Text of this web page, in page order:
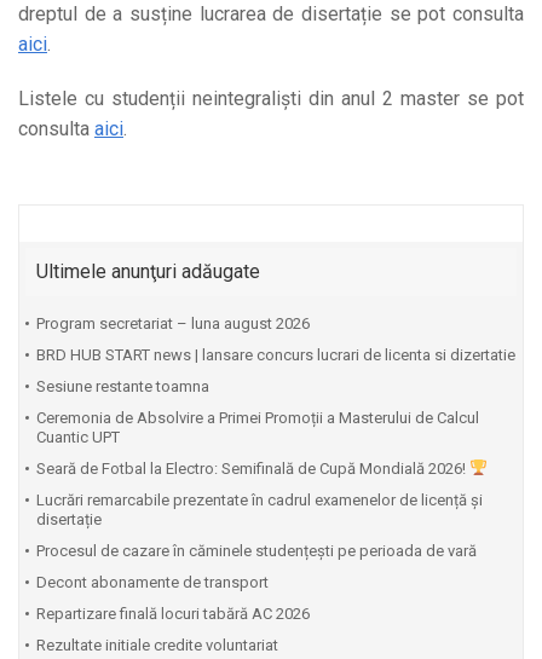
dreptul de a susține lucrarea de disertație se pot consulta
aici
Listele cu studenții neintegraliști din anul 2 master se pot
consulta aici
Ultimele anunţuri adăugate
Program secretariat – luna august 2026
BRD HUB START news | lansare concurs lucrari de licenta si dizertatie
Sesiune restante toamna
Ceremonia de Absolvire a Primei Promoții a Masterului de Calcul
Cuantic UPT
⁠Seară de Fotbal la Electro: Semifinală de Cupă Mondială 2026!
Lucrări remarcabile prezentate în cadrul examenelor de licență și
disertație
Procesul de cazare în căminele studențești pe perioada de vară
Decont abonamente de transport
Repartizare finală locuri tabără AC 2026
Rezultate initiale credite voluntariat